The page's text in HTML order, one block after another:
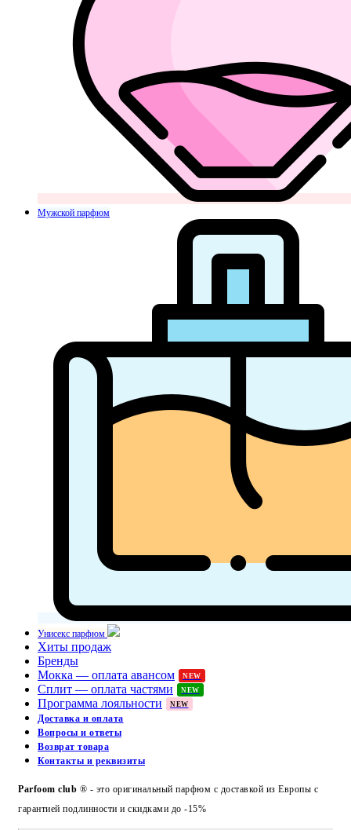
Мужской парфюм
Унисекс парфюм
Хиты продаж
Бренды
Мокка — оплата авансом
NEW
Сплит — оплата частями NEW
Программа лояльности NEW
Доставка и оплата
Вопросы и ответы
Возврат товара
Контакты и реквизиты
Parfoom club ® - это оригинальный парфюм с доставкой из Европы с
гарантией подлинности и скидками до -15%